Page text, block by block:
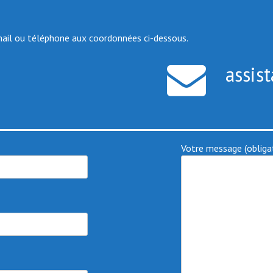
ou téléphone aux coordonnées ci-dessous.
Votre message